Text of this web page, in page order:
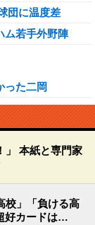
団に温度差
ム若手外野陣
った二岡
」 本紙と専門家
校」「負ける高
好カードは…